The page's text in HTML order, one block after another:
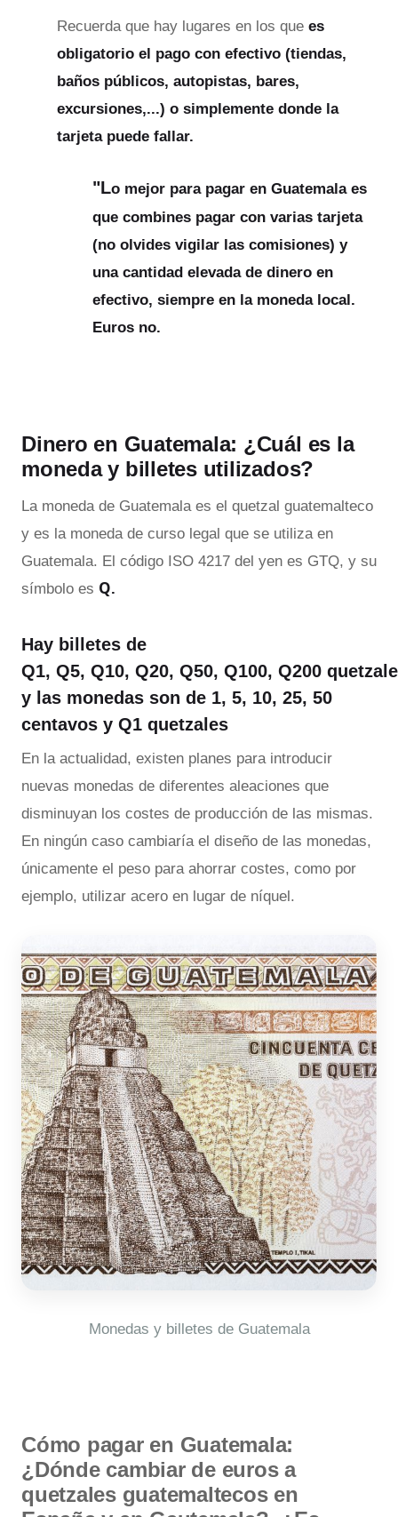
Recuerda que hay lugares en los que es
obligatorio el pago con efectivo (tiendas,
baños públicos, autopistas, bares,
excursiones,...) o simplemente donde la
tarjeta puede fallar.
"Lo mejor para pagar en Guatemala es
que combines pagar con varias tarjeta
(no olvides vigilar las comisiones) y
una cantidad elevada de dinero en
efectivo, siempre en la moneda local.
Euros no.
Dinero en Guatemala: ¿Cuál es la
moneda y billetes utilizados?
La moneda de Guatemala es el quetzal guatemalteco
y es la moneda de curso legal que se utiliza en
Guatemala. El código ISO 4217 del yen es GTQ, y su
símbolo es Q.
Hay billetes de
Q1, Q5, Q10, Q20, Q50, Q100, Q200
y las monedas son de 1, 5, 10, 25, 50
centavos y Q1 quetzales
En la actualidad, existen planes para introducir
nuevas monedas de diferentes aleaciones que
disminuyan los costes de producción de las mismas.
En ningún caso cambiaría el diseño de las monedas,
únicamente el peso para ahorrar costes, como por
ejemplo, utilizar acero en lugar de níquel.
Monedas y billetes de Guatemala
Cómo pagar en Guatemala:
¿Dónde cambiar de euros a
quetzales guatemaltecos en